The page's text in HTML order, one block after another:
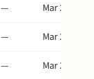
—
Mar 21
—
Mar 21
—
Mar 21